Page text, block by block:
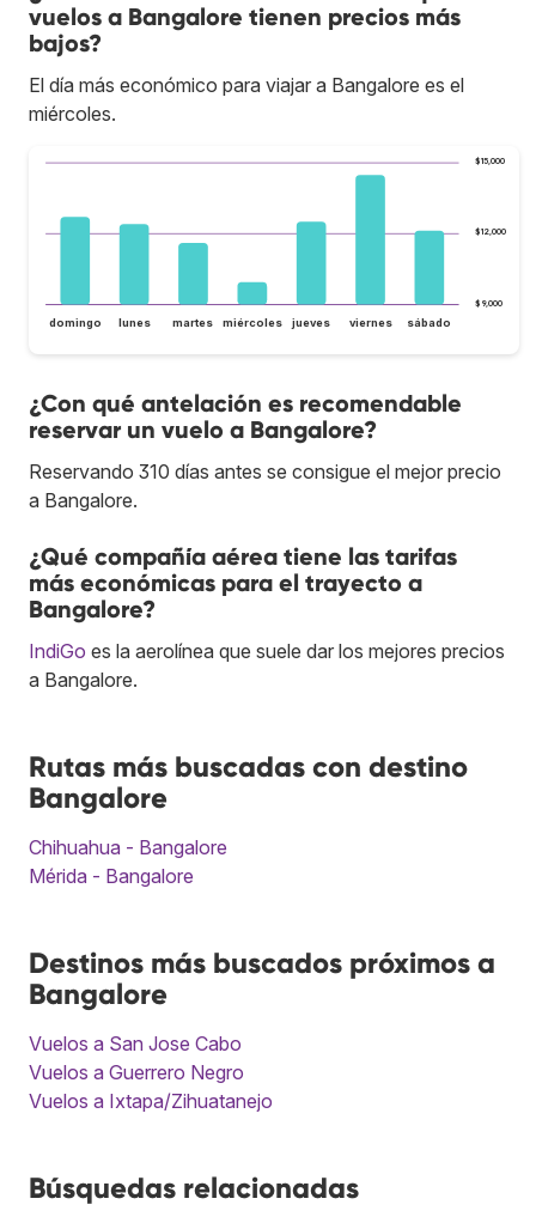
vuelos a Bangalore tienen precios más
bajos?
El día más económico para viajar a Bangalore es el
miércoles.
$9,000
$12,000
$15,000
domingo lunes martes miércoles jueves viernes sábado
¿Con qué antelación es recomendable
reservar un vuelo a Bangalore?
Reservando 310 días antes se consigue el mejor precio
a Bangalore.
¿Qué compañía aérea tiene las tarifas
más económicas para el trayecto a
Bangalore?
IndiGo es la aerolínea que suele dar los mejores precios
a Bangalore.
Rutas más buscadas con destino
Bangalore
Chihuahua - Bangalore
Mérida - Bangalore
Destinos más buscados próximos a
Bangalore
Vuelos a San Jose Cabo
Vuelos a Guerrero Negro
Vuelos a Ixtapa/Zihuatanejo
Búsquedas relacionadas